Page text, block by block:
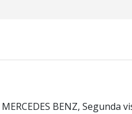
BENZ, Segunda